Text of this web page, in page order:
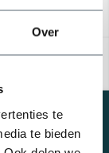
Over
te
te bieden